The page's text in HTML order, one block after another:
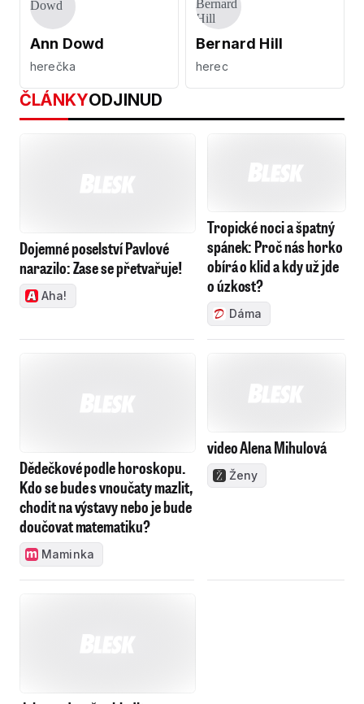
Ann Dowd
herečka
Bernard Hill
herec
ČLÁNKYODJINUD
Tropické noci a špatný
spánek: Proč nás horko
obírá o klid a kdy už jde
o úzkost?
Dáma
chodit na výstavy nebo je bude
doučovat matematiku?
Maminka
Jak se zdravě zchladit v